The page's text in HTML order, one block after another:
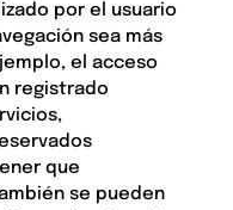
por el usuario
sea más
el acceso
registrado
que
se pueden